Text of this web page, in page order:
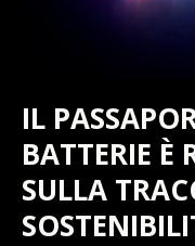
IL
BATTERIE È
SULLA